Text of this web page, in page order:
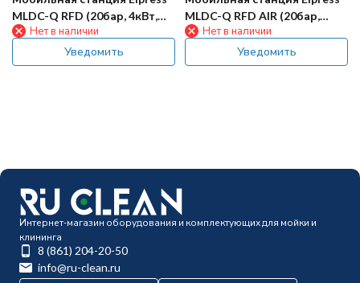
MLDC-Q RFD (20бар, 4кВт,
пена/смыв/дезинф,
Нет в наличии
Уведомить
MLDC-Q RFD AIR (20бар,
4кВт, пена/смыв/дезинф,
встр.компр)
Нет в наличии
Уведомить
Интернет-магазин оборудования и комплектующих для мойки и
клининга
8 (861) 204-20-50
info@ru-clean.ru